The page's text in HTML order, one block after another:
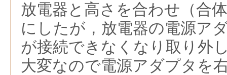
放電器と高さを合わせ（合
にしたが，放電器の電源ア
が接続できなくなり取り外
大変なので電源アダプタを